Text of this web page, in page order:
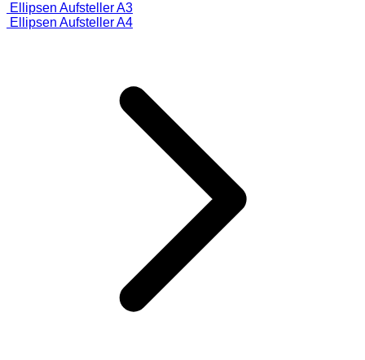
Ellipsen Aufsteller A3
Ellipsen Aufsteller A4